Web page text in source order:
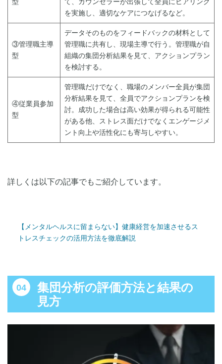
を実施し、適切なケアにつなげるなど。
③管理職主導
型
データそのものをフィードバックの材料として
管理職に共有し、現場主導で行う。管理職が自
組織の集団分析結果を見て、アクションプラン
を検討する。
④従業員参加
型
管理職だけでなく、職場のメンバー全員が集団
分析結果を見て、全員でアクションプランを検
討。成功した場合は高い効果が得られる可能性
がある他、ストレス面だけでなくエンゲージメ
ント向上や活性化にも寄与しやすい。
詳しくは以下の記事でもご紹介しています。
【メンタルヘルスに留まらない】健康経営を加速させるス
トレスチェックの活用方法を徹底解説
集団分析の評価方法と結果の
見方